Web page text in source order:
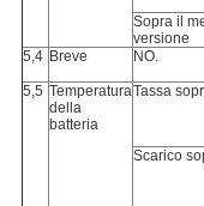
Sopra il
versione
5,4 Breve NO.
5,5 Temperatura
della
batteria
Tassa
Scarico